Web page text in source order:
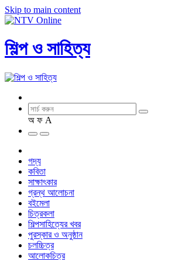
Skip to main content
শিল্প ও সাহিত্য
অ ফ A
গদ্য
কবিতা
সাক্ষাৎকার
গ্রন্থ আলোচনা
বইমেলা
চিত্রকলা
শিল্পসাহিত্যের খবর
পুরস্কার ও অনুষ্ঠান
চলচ্চিত্র
আলোকচিত্র